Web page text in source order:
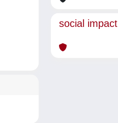
social impact